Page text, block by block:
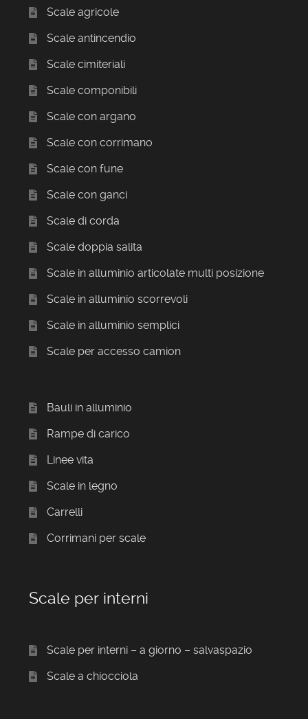
Scale agricole
Scale antincendio
Scale cimiteriali
Scale componibili
Scale con argano
Scale con corrimano
Scale con fune
Scale con ganci
Scale di corda
Scale doppia salita
Scale in alluminio articolate multi posizione
Scale in alluminio scorrevoli
Scale in alluminio semplici
Scale per accesso camion
Bauli in alluminio
Rampe di carico
Linee vita
Scale in legno
Carrelli
Corrimani per scale
Scale per interni
Scale per interni – a giorno – salvaspazio
Scale a chiocciola